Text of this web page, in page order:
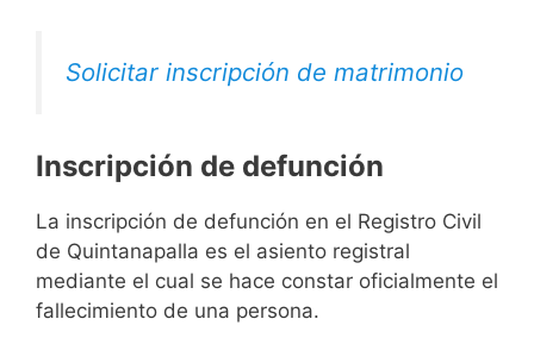
Solicitar inscripción de matrimonio
Inscripción de defunción
La inscripción de defunción en el Registro Civil
de Quintanapalla es el asiento registral
mediante el cual se hace constar oficialmente el
fallecimiento de una persona.